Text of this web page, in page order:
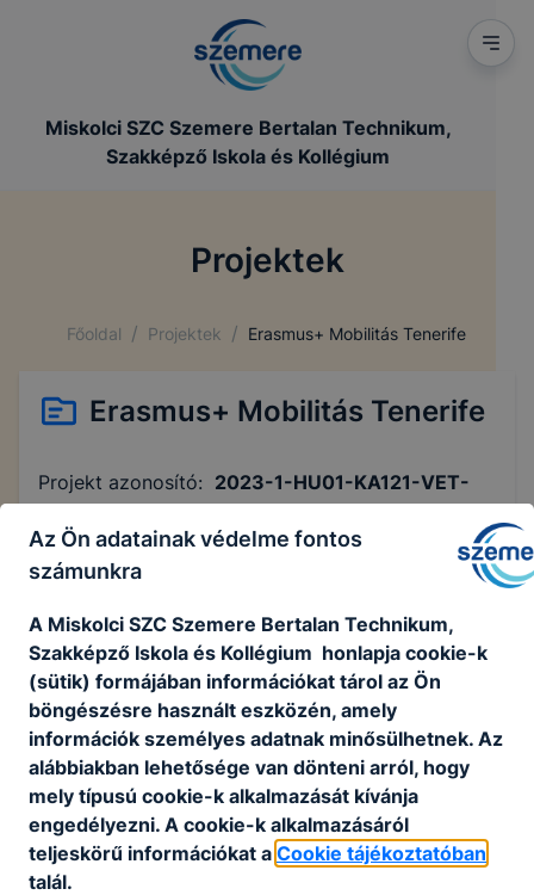
Miskolci SZC Szemere Bertalan Technikum,
Szakképző Iskola és Kollégium
Projektek
Főoldal / Projektek / Erasmus+ Mobilitás Tenerife
Erasmus+ Mobilitás Tenerife
Projekt azonosító: 2023-1-HU01-KA121-VET-
000131693
Erasmus+ Mobilitás Tenerife
Összefoglaló
Az Ön adatainak védelme fontos
számunkra
A Miskolci SZC Szemere Bertalan Technikum,
Szakképző Iskola és Kollégium honlapja cookie-k
(sütik) formájában információkat tárol az Ön
böngészésre használt eszközén, amely
információk személyes adatnak minősülhetnek. Az
alábbiakban lehetősége van dönteni arról, hogy
mely típusú cookie-k alkalmazását kívánja
engedélyezni. A cookie-k alkalmazásáról
teljeskörű információkat a Cookie tájékoztatóban
talál.